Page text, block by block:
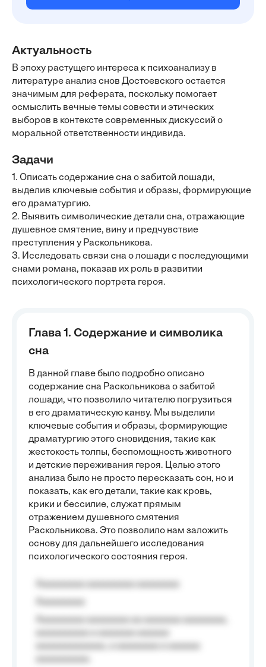
Актуальность
В эпоху растущего интереса к психоанализу в
литературе анализ снов Достоевского остается
значимым для реферата, поскольку помогает
осмыслить вечные темы совести и этических
выборов в контексте современных дискуссий о
моральной ответственности индивида.
Задачи
1. Описать содержание сна о забитой лошади,
выделив ключевые события и образы, формирующие
его драматургию.
2. Выявить символические детали сна, отражающие
душевное смятение, вину и предчувствие
преступления у Раскольникова.
3. Исследовать связи сна о лошади с последующими
снами романа, показав их роль в развитии
психологического портрета героя.
Глава 1. Содержание и символика
сна
В данной главе было подробно описано
содержание сна Раскольникова о забитой
лошади, что позволило читателю погрузиться
в его драматическую канву. Мы выделили
ключевые события и образы, формирующие
драматургию этого сновидения, такие как
жестокость толпы, беспомощность животного
и детские переживания героя. Целью этого
анализа было не просто пересказать сон, но и
показать, как его детали, такие как кровь,
крики и бессилие, служат прямым
отражением душевного смятения
Раскольникова. Это позволило нам заложить
основу для дальнейшего исследования
психологического состояния героя.